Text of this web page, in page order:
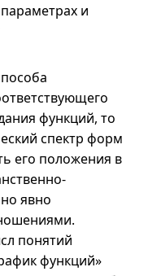
и
функций, то
спектр форм
его положения в
явно
понятий
функций»